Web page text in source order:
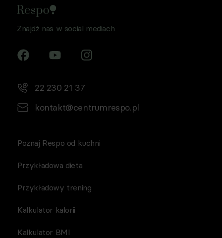
Znajdź nas w social mediach
22 230 21 37
kontakt@centrumrespo.pl
Poznaj Respo od kuchni
Przykładowa dieta
Przykładowy trening
Kalkulator kalorii
Kalkulator BMI